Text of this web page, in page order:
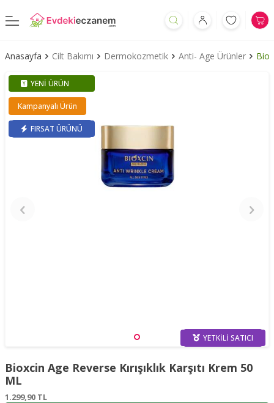
Anasayfa Cilt Bakımı Dermokozmetik Anti- Age Ürünler
YENI ÜRÜN
Kampanyalı Ürün
FIRSAT ÜRÜNÜ
YETKILI SATICI
Bioxcin Age Reverse Kırışıklık Karşıtı Krem 50
ML
1.299,90 TL